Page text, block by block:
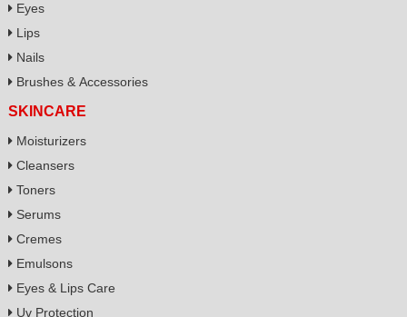
Eyes
Lips
Nails
Brushes & Accessories
SKINCARE
Moisturizers
Cleansers
Toners
Serums
Cremes
Emulsons
Eyes & Lips Care
Uv Protection